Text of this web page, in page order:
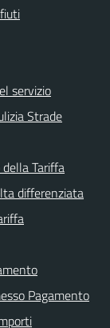
servizio
Strade
Tariffa
differenziata
Pagamento